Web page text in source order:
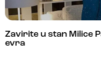
Zavirite u stan Milice
evra